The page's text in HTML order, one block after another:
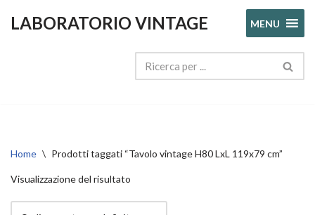
LABORATORIO VINTAGE MENU
Home \ Prodotti taggati “Tavolo vintage H80 LxL 119x79 cm”
Visualizzazione del risultato